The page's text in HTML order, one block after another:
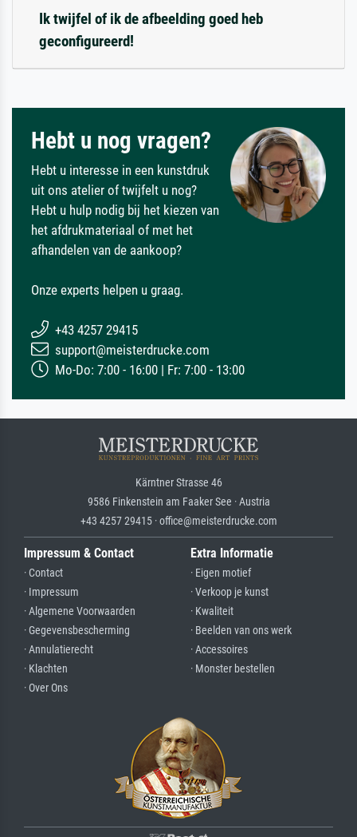
Ik twijfel of ik de afbeelding goed heb
geconfigureerd!
Hebt u nog vragen?
Hebt u interesse in een kunstdruk
uit ons atelier of twijfelt u nog?
Hebt u hulp nodig bij het kiezen van
het afdrukmateriaal of met het
afhandelen van de aankoop?
Onze experts helpen u graag.
+43 4257 29415
support@meisterdrucke.com
Mo-Do: 7:00 - 16:00 | Fr: 7:00 - 13:00
Kärntner Strasse 46
9586 Finkenstein am Faaker See · Austria
+43 4257 29415 · office@meisterdrucke.com
Impressum & Contact
· Contact
· Impressum
· Algemene Voorwaarden
· Gegevensbescherming
· Annulatierecht
· Klachten
· Over Ons
Extra Informatie
· Eigen motief
· Verkoop je kunst
· Kwaliteit
· Beelden van ons werk
· Accessoires
· Monster bestellen